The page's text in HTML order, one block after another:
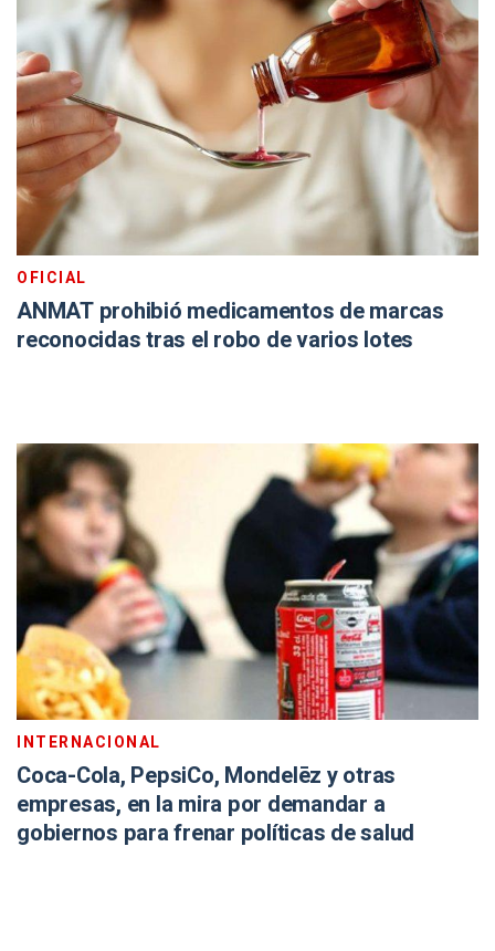
OFICIAL
ANMAT prohibió medicamentos de marcas
reconocidas tras el robo de varios lotes
INTERNACIONAL
Coca-Cola, PepsiCo, Mondelēz y otras
empresas, en la mira por demandar a
gobiernos para frenar políticas de salud